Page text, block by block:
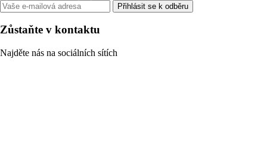
Přihlásit se k odběru
Zůstaňte v kontaktu
Najděte nás na sociálních sítích